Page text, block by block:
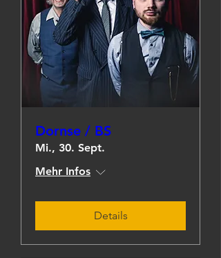
Dornse / BS
Mi., 30. Sept.
Mehr Infos
Details